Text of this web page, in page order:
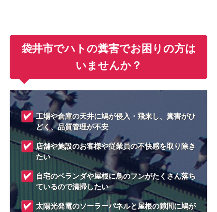
袋井市でハトの糞害でお困りの方は
いませんか？
工場や倉庫の天井に鳩が侵入・飛来し、糞害がひ
どく、品質管理が不安
店舗や施設のお客様や従業員の不快感を取り除き
たい
自宅のベランダや屋根に鳥のフンがたくさん落ち
ているので清掃したい
太陽光発電のソーラーパネルと屋根の隙間に鳩が